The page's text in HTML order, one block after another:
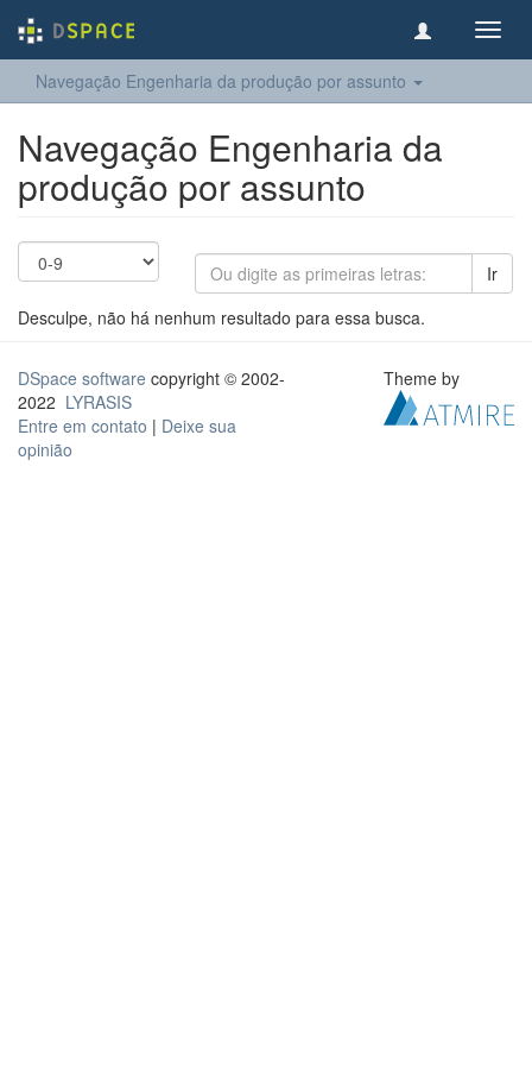
Navegação Engenharia da produção por assunto
Navegação Engenharia da
produção por assunto
Ir
Desculpe, não há nenhum resultado para essa busca.
DSpace software copyright © 2002-
2022 LYRASIS
Entre em contato | Deixe sua
opinião
Theme by